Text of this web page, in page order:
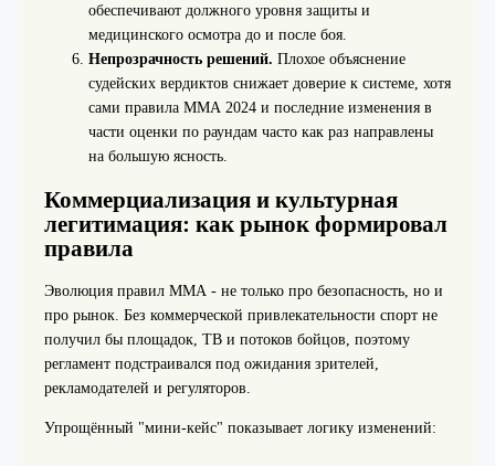
обеспечивают должного уровня защиты и
медицинского осмотра до и после боя.
Непрозрачность решений. Плохое объяснение
судейских вердиктов снижает доверие к системе, хотя
сами правила ММА 2024 и последние изменения в
части оценки по раундам часто как раз направлены
на большую ясность.
Коммерциализация и культурная
легитимация: как рынок формировал
правила
Эволюция правил ММА - не только про безопасность, но и
про рынок. Без коммерческой привлекательности спорт не
получил бы площадок, ТВ и потоков бойцов, поэтому
регламент подстраивался под ожидания зрителей,
рекламодателей и регуляторов.
Упрощённый "мини-кейс" показывает логику изменений: